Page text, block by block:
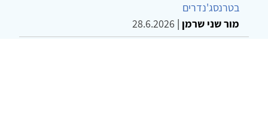
בטרנסג'נדרים
מור שני שרמן |
28.6.2026